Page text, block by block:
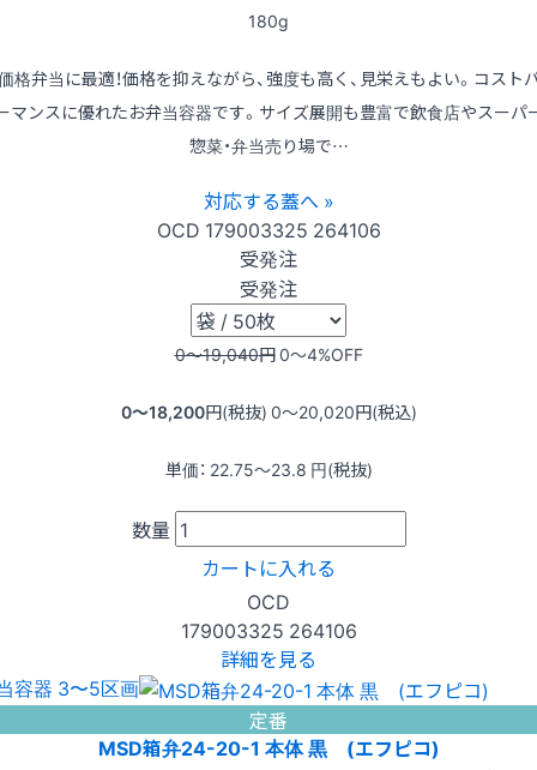
180g
格弁当に最適！価格を抑えながら、強度も高く、見栄えもよい。コスト
マンスに優れたお弁当容器です。サイズ展開も豊富で飲食店やスーパ
惣菜・弁当売り場で…
対応する蓋へ »
OCD 179003325 264106
受発注
受発注
0〜19,040円0〜4%OFF
0〜18,200円(税抜) 0〜20,020円(税込)
単価： 22.75〜23.8 円(税抜)
数量
カートに入れる
OCD
179003325 264106
詳細を見る
容器 3〜5区画
定番
MSD箱弁24-20-1 本体 黒 (エフピコ)